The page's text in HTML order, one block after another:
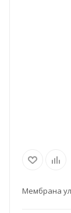
Мембрана